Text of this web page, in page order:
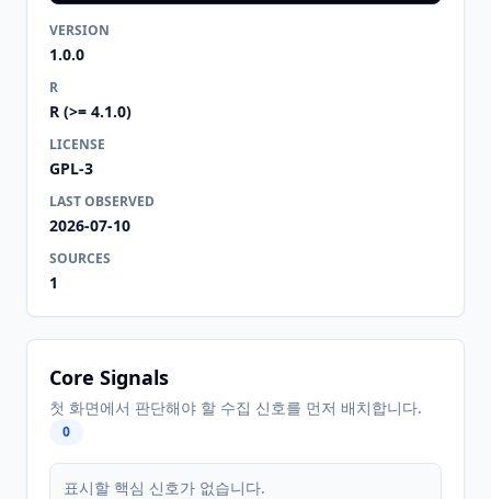
VERSION
1.0.0
R
R (>= 4.1.0)
LICENSE
GPL-3
LAST OBSERVED
2026-07-10
SOURCES
1
Core Signals
첫 화면에서 판단해야 할 수집 신호를 먼저 배치합니다.
0
표시할 핵심 신호가 없습니다.